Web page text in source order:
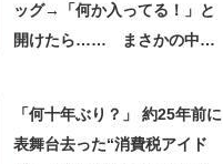
ッグ→「何か入ってる！」と
開けたら…… まさかの中身
「何十年ぶり？」 約25年前に
表舞台去った“消費税アイド